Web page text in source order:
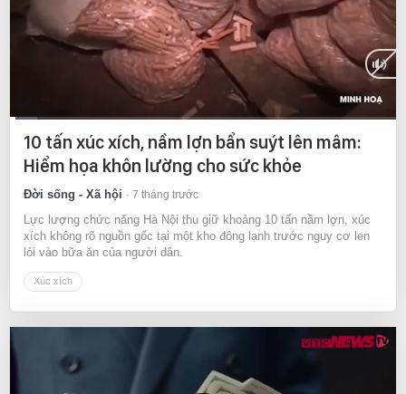
Current
Time
0:07 / Duration
9:13
10 tấn xúc xích, nầm lợn bẩn suýt lên mâm:
Hiểm họa khôn lường cho sức khỏe
Đời sống - Xã hội 7 tháng trước
Lực lượng chức năng Hà Nội thu giữ khoảng 10 tấn nầm lợn, xúc
xích không rõ nguồn gốc tại một kho đông lạnh trước nguy cơ len
lỏi vào bữa ăn của người dân.
Xúc xích